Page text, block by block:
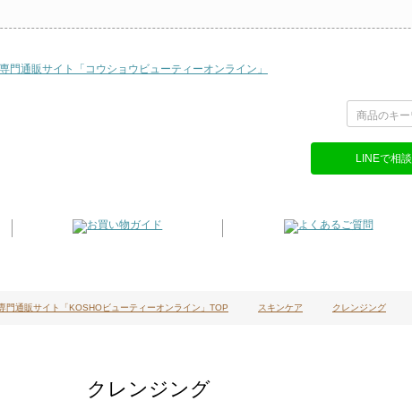
LINEで相談
門通販サイト「KOSHOビューティーオンライン」TOP スキンケア クレンジング
クレンジング